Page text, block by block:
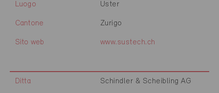
Luogo Uster
Cantone Zurigo
Sito web www.sustech.ch
Ditta Schindler & Scheibling AG